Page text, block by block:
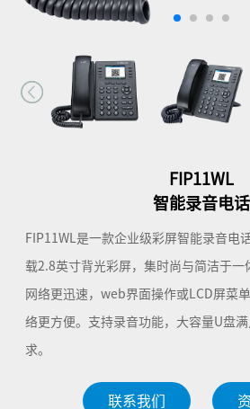
FIP11WL
智能录音电话
FIP11WL是一款企业级彩屏智能录音电
载2.8英寸背光彩屏，集时尚与简洁于一
网络更迅速，web界面操作或LCD屏菜
络更方便。支持录音功能，大容量U盘
求。
联系我们